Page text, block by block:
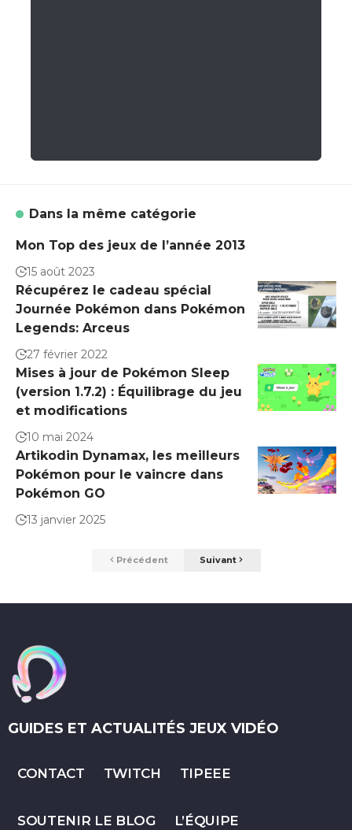
Dans la même catégorie
Mon Top des jeux de l’année 2013
15 août 2023
Récupérez le cadeau spécial
Journée Pokémon dans Pokémon
Legends: Arceus
27 février 2022
Mises à jour de Pokémon Sleep
(version 1.7.2) : Équilibrage du jeu
et modifications
10 mai 2024
Artikodin Dynamax, les meilleurs
Pokémon pour le vaincre dans
Pokémon GO
13 janvier 2025
Précédent Suivant
GUIDES ET ACTUALITÉS JEUX VIDÉO
CONTACT TWITCH TIPEEE
SOUTENIR LE BLOG L’ÉQUIPE